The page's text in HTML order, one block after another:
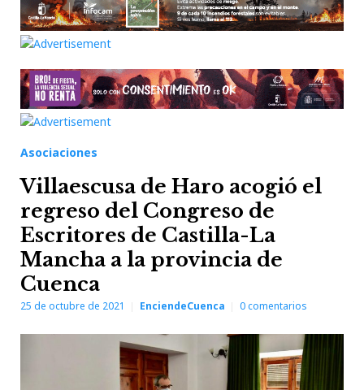
Asociaciones
Villaescusa de Haro acogió el
regreso del Congreso de
Escritores de Castilla-La
Mancha a la provincia de
Cuenca
25 de octubre de 2021 EnciendeCuenca 0comentarios